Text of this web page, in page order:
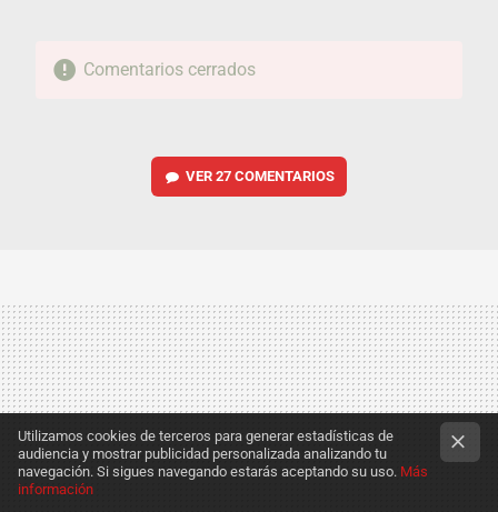
Comentarios cerrados
VER 27 COMENTARIOS
Utilizamos cookies de terceros para generar estadísticas de
audiencia y mostrar publicidad personalizada analizando tu
navegación. Si sigues navegando estarás aceptando su uso. Más
información